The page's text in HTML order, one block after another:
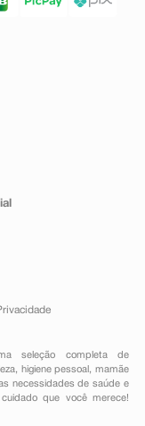
seleção completa de
, higiene pessoal ,mamãe
necessidades de saúde e
que você merece!